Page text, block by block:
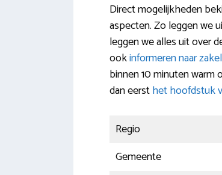
Direct mogelijkheden
aspecten. Zo leggen we
leggen we alles uit over
ookinformeren naar
binnen 10 minuten
dan eersthet hoofdstuk
Regio
Gemeente